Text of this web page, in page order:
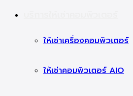
ให้เช่าเครื่องคอมพิวเตอร์
ให้เช่าคอมพิวเตอร์ AIO